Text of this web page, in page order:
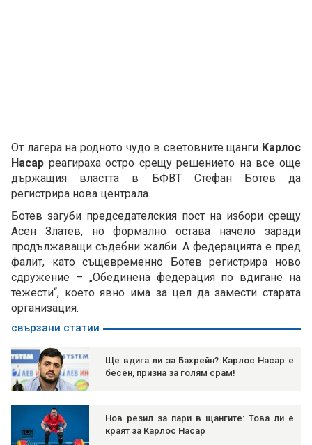
От лагера на родното чудо в световните щанги Карлос
Насар реагираха остро срещу решението на все още
държащия властта в БФВТ Стефан Ботев да
регистрира нова централа.
Ботев загуби председателския пост на избори срещу
Асен Златев, но формално остава начело заради
продължаващи съдебни жалби. А федерацията е пред
фалит, като същевременно Ботев регистрира ново
сдружение – „Обединена федерация по вдигане на
тежести“, което явно има за цел да замести старата
организация.
свързани статии
Ще вдига ли за Бахрейн? Карлос Насар е
бесен, призна за голям срам!
Нов резил за пари в щангите: Това ли е
краят за Карлос Насар